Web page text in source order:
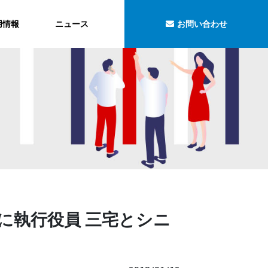
情報 ニュース お問い合わせ
執行役員 三宅とシニ